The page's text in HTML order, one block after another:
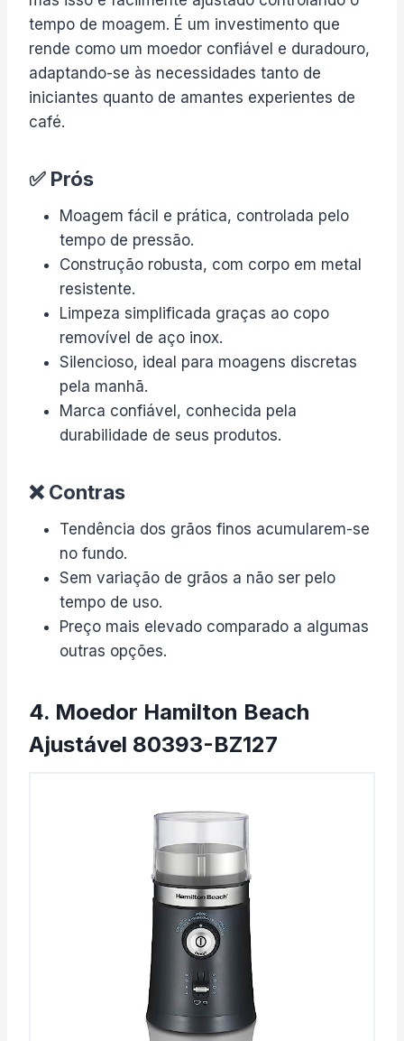
tempo de moagem. É um investimento que
rende como um moedor confiável e duradouro,
adaptando-se às necessidades tanto de
iniciantes quanto de amantes experientes de
café.
✅ Prós
Moagem fácil e prática, controlada pelo
tempo de pressão.
Construção robusta, com corpo em metal
resistente.
Limpeza simplificada graças ao copo
removível de aço inox.
Silencioso, ideal para moagens discretas
pela manhã.
Marca confiável, conhecida pela
durabilidade de seus produtos.
❌ Contras
Tendência dos grãos finos acumularem-se
no fundo.
Sem variação de grãos a não ser pelo
tempo de uso.
Preço mais elevado comparado a algumas
outras opções.
4. Moedor Hamilton Beach
Ajustável 80393-BZ127